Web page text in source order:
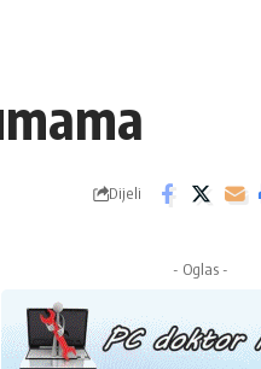
Dijeli
- Oglas -